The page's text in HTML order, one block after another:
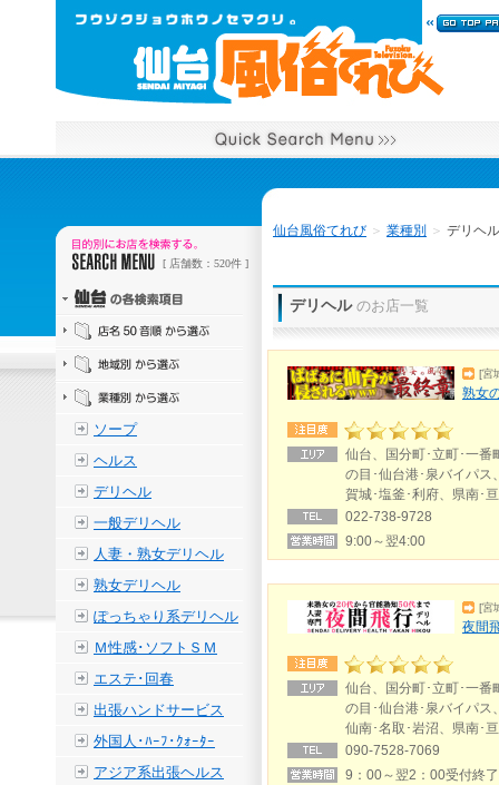
仙台風俗てれび ＞ 業種別 ＞ デリヘル
デリヘル のお店一覧
[宮
熟女
仙台、国分町･立町･一番
の目･仙台港･泉バイパス
賀城･塩釜･利府、県南･
022-738-9728
9:00～翌4:00
[宮
夜間
仙台、国分町･立町･一番
の目･仙台港･泉バイパス
仙南･名取･岩沼、県南･
090-7528-7069
9：00～翌2：00受付終
[ 店舗数：520件 ]
ソープ
ヘルス
デリヘル
一般デリヘル
人妻・熟女デリヘル
熟女デリヘル
ぽっちゃり系デリヘル
Ｍ性感･ソフトＳＭ
エステ･回春
出張ハンドサービス
外国人･ﾊｰﾌ･ｸｫｰﾀｰ
アジア系出張ヘルス